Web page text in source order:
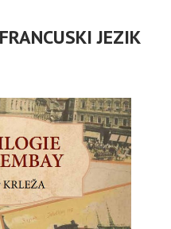
JEZIK
SUICIDES ET
TENTATIVES DE
AU SEIN DES…
PANOPTICUM
ČUVARI